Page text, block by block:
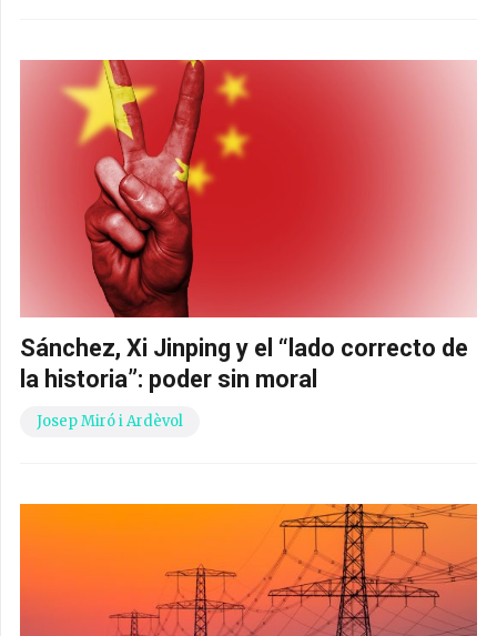
Sánchez, Xi Jinping y el “lado correcto de
la historia”: poder sin moral
Josep Miró i Ardèvol